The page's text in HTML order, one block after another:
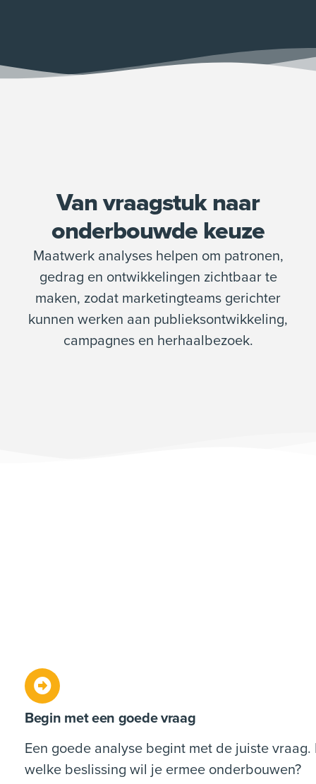
Van vraagstuk naar
onderbouwde keuze
Maatwerk analyses helpen om patronen,
gedrag en ontwikkelingen zichtbaar te
maken, zodat marketingteams gerichter
kunnen werken aan publieksontwikkeling,
campagnes en herhaalbezoek.
Begin met een goede vraag
Een goede analyse begint met de juiste
welke beslissing wil je ermee onderbouwen?